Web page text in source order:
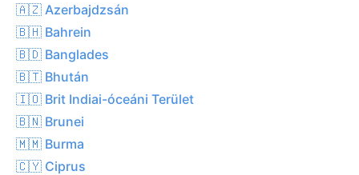
🇦🇿 Azerbajdzsán
🇧🇭 Bahrein
🇧🇩 Banglades
🇧🇹 Bhután
🇮🇴 Brit Indiai-óceáni Terület
🇧🇳 Brunei
🇲🇲 Burma
🇨🇾 Ciprus